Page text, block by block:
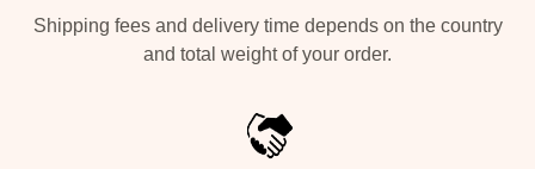
Shipping fees and delivery time depends on the country
and total weight of your order.